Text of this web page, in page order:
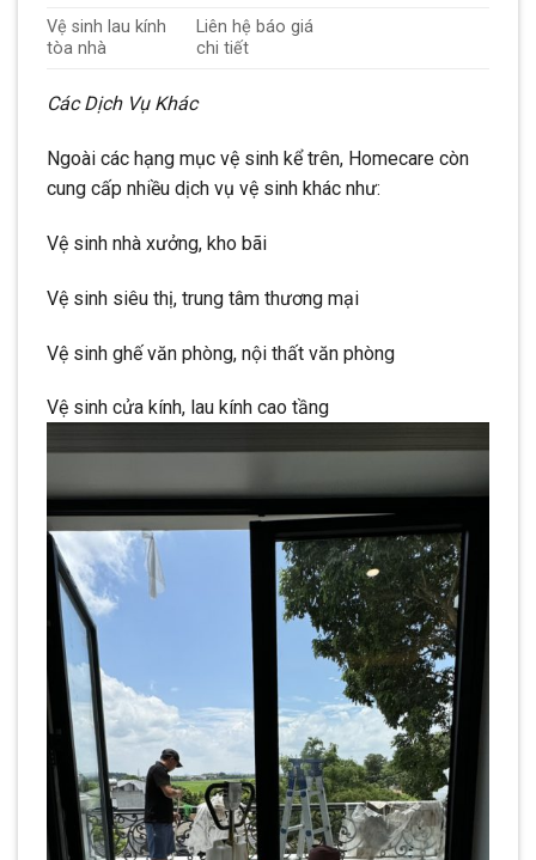
Vệ sinh lau kính
tòa nhà
Liên hệ báo giá
chi tiết
Các Dịch Vụ Khác
Ngoài các hạng mục vệ sinh kể trên, Homecare còn
cung cấp nhiều dịch vụ vệ sinh khác như:
Vệ sinh nhà xưởng, kho bãi
Vệ sinh siêu thị, trung tâm thương mại
Vệ sinh ghế văn phòng, nội thất văn phòng
Vệ sinh cửa kính, lau kính cao tầng